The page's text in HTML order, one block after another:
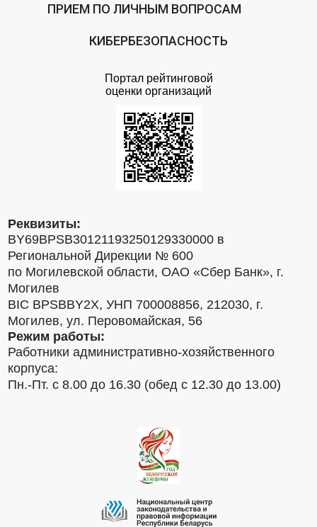
ПРИЕМ ПО ЛИЧНЫМ ВОПРОСАМ
КИБЕРБЕЗОПАСНОСТЬ
Портал рейтинговой
оценки организаций
Реквизиты:
BY69BPSB30121193250129330000 в
Региональной Дирекции № 600
по Могилевской области, ОАО «Сбер Банк», г.
Могилев
BIC BPSBBY2X, УНП 700008856, 212030, г.
Могилев, ул. Перовомайская, 56
Режим работы:
Работники административно-хозяйственного
корпуса:
Пн.-Пт. с 8.00 до 16.30 (обед с 12.30 до 13.00)